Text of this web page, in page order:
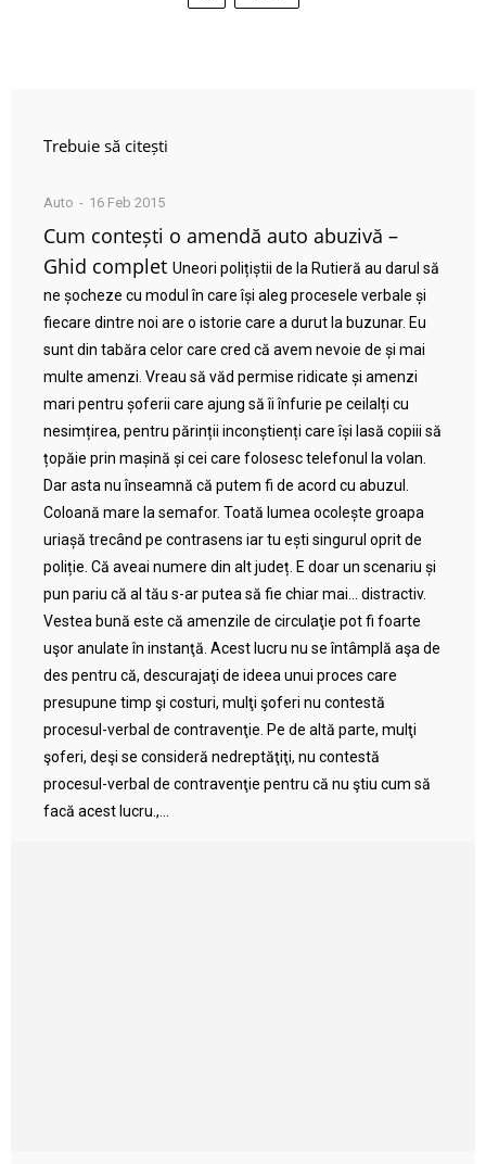
Trebuie să citești
Auto 16 Feb 2015
Cum contești o amendă auto abuzivă –
Ghid complet Uneori polițiștii de la Rutieră au darul să
ne șocheze cu modul în care își aleg procesele verbale și
fiecare dintre noi are o istorie care a durut la buzunar. Eu
sunt din tabăra celor care cred că avem nevoie de și mai
multe amenzi. Vreau să văd permise ridicate și amenzi
mari pentru șoferii care ajung să îi înfurie pe ceilalți cu
nesimțirea, pentru părinții inconștienți care își lasă copiii să
țopăie prin mașină și cei care folosesc telefonul la volan.
Dar asta nu înseamnă că putem fi de acord cu abuzul.
Coloană mare la semafor. Toată lumea ocolește groapa
uriașă trecând pe contrasens iar tu ești singurul oprit de
poliție. Că aveai numere din alt județ. E doar un scenariu și
pun pariu că al tău s-ar putea să fie chiar mai… distractiv.
Vestea bună este că amenzile de circulaţie pot fi foarte
uşor anulate în instanţă. Acest lucru nu se întâmplă aşa de
des pentru că, descurajaţi de ideea unui proces care
presupune timp şi costuri, mulţi şoferi nu contestă
procesul-verbal de contravenţie. Pe de altă parte, mulţi
şoferi, deşi se consideră nedreptăţiţi, nu contestă
procesul-verbal de contravenţie pentru că nu ştiu cum să
facă acest lucru.,...